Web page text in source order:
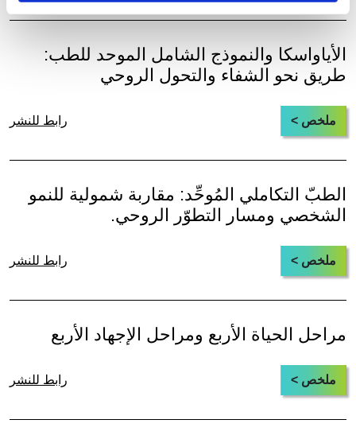
الأياواسكا والنموذج الشامل الموحد للطب:
طريق نحو الشفاء والتحول الروحي
ملخص > رابط للنشر
الطبّ التكاملي المُوحِّد: مقاربة شمولية للنمو
الشخصي ومسار التطوّر الروحي.
ملخص > رابط للنشر
مراحل الحياة الأربع ومراحل الإجهاد الأربع
ملخص > رابط للنشر